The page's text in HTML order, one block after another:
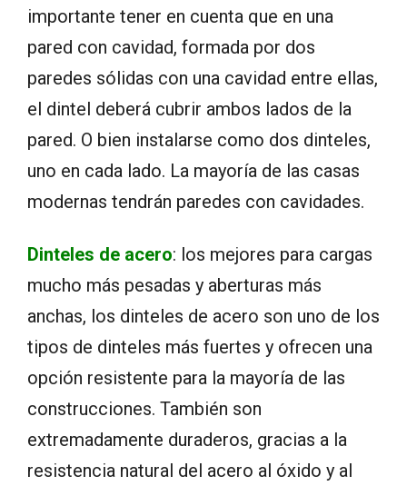
importante tener en cuenta que en una
pared con cavidad, formada por dos
paredes sólidas con una cavidad entre ellas,
el dintel deberá cubrir ambos lados de la
pared. O bien instalarse como dos dinteles,
uno en cada lado. La mayoría de las casas
modernas tendrán paredes con cavidades.
Dinteles de acero: los mejores para cargas
mucho más pesadas y aberturas más
anchas, los dinteles de acero son uno de los
tipos de dinteles más fuertes y ofrecen una
opción resistente para la mayoría de las
construcciones. También son
extremadamente duraderos, gracias a la
resistencia natural del acero al óxido y al